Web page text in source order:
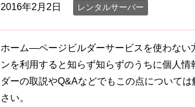
2016年2月2日 レンタルサーバー
ホーム―ページビルダーサービスを使わない
ンを利用すると知らず知らずのうちに個人
ダーの取説やQ&Aなどでもこの点について
さい。